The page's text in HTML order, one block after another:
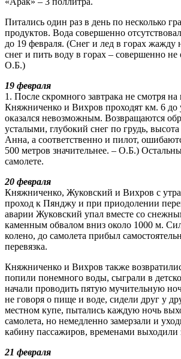
Питались один раз в день по несколько
продуктов. Вода совершенно
до 19 февраля. (Снег и лед в горах жажду
снег и пить воду в горах – совершенно
О.Б.)
19 февраля
1. После скромного завтрака не смотря
Княжниченко и Вихров проходят км. 6 до
оказался невозможным. Возвращаются
усталыми, глубокий снег по грудь,
Анна, а соответственно и пилот,
500 метров значительнее. – О.Б.)
самолете.
20 февраля
Княжниченко, Жуковский и Вихров с
проход к Пянджу и при приодолении
аварии Жуковский упал вместе со
каменным обвалом вниз около 1000 м.
колено, до самолета прибыл
перевязка.
Княжниченко и Вихров также
попили понемного воды, сыграли в
начали проводить пятую мучительную
не говоря о пище и воде, сидели друг у
местном купе, пытались каждую ночь
самолета, но немедленно замерзали и
кабину пассажиров, временами выходили
21 февраля